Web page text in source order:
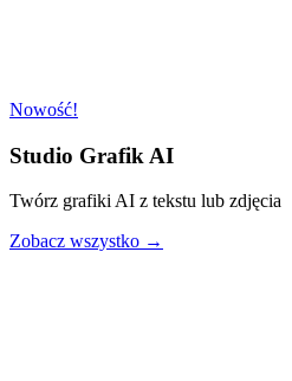
Nowość!
Studio Grafik AI
Twórz grafiki AI z tekstu lub zdjęcia
Zobacz wszystko →